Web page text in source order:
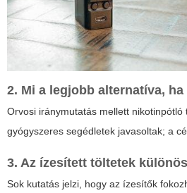
2. Mi a legjobb alternatíva,
Orvosi iránymutatás mellett
gyógyszeres segédletek javasoltak; a
3. Az ízesített töltetek
Sok kutatás jelzi, hogy az ízesítők